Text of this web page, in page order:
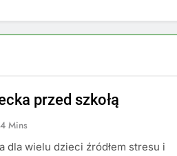
przed szkołą
4 Mins
dla wielu dzieci źródłem stresu i